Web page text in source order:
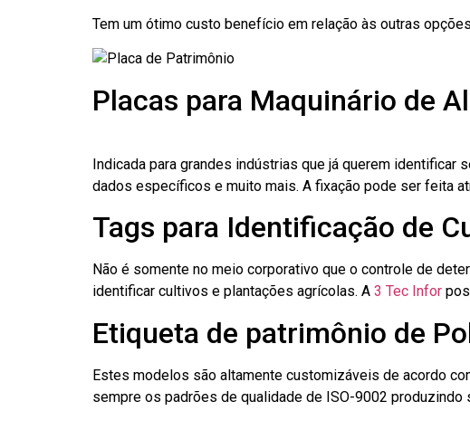
Tem um ótimo custo benefício em relação às outras
Placas para Maquinário de
Indicada para grandes indústrias que já querem
dados específicos e muito mais. A fixação pode ser feita
Tags para Identificação de
Não é somente no meio corporativo que o controle de
identificar cultivos e plantações agrícolas. A 3 Tec Infor
Etiqueta de patrimônio de
Estes modelos são altamente customizáveis de acordo
sempre os padrões de qualidade de ISO-9002